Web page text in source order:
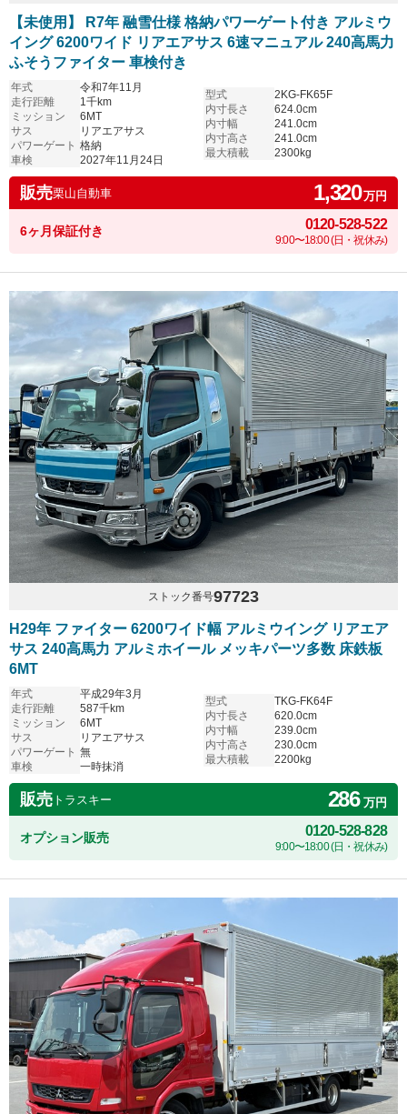
【未使用】 R7年 融雪仕様 格納パワーゲート付き アルミウ
イング 6200ワイド リアエアサス 6速マニュアル 240高馬力
ふそうファイター 車検付き
年式
令和7年11月
走行距離
1千km
ミッション
6MT
サス
リアエアサス
パワーゲート 格納
車検
2027年11月24日
型式
2KG-FK65F
内寸長さ
624.0cm
内寸幅
241.0cm
内寸高さ
241.0cm
最大積載
2300kg
販売栗山自動車 1,320万円
6ヶ月保証付き 0120-528-522
9:00〜18:00 (日・祝休み)
ストック番号97723
H29年 ファイター 6200ワイド幅 アルミウイング リアエア
サス 240高馬力 アルミホイール メッキパーツ多数 床鉄板
6MT
年式
平成29年3月
走行距離
587千km
ミッション
6MT
サス
リアエアサス
パワーゲート 無
車検
一時抹消
型式
TKG-FK64F
内寸長さ
620.0cm
内寸幅
239.0cm
内寸高さ
230.0cm
最大積載
2200kg
販売 トラスキー 286万円
オプション販売 0120-528-828
9:00〜18:00 (日・祝休み)